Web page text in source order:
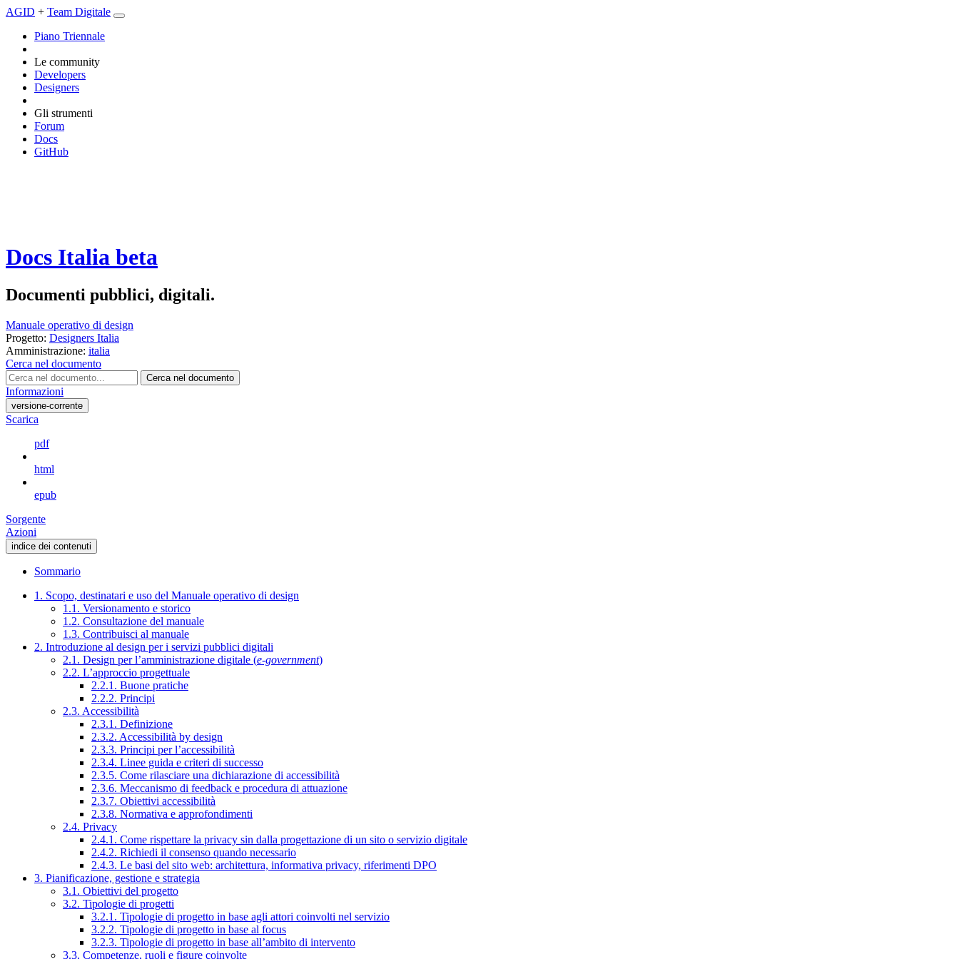
AGID + Team Digitale
Piano Triennale
Le community
Developers
Designers
Gli strumenti
Forum
Docs
GitHub
Docs Italia beta
Documenti pubblici, digitali.
Manuale operativo di design
Progetto: Designers Italia
Amministrazione: italia
Cerca nel documento
Cerca nel documento
Informazioni
versione-corrente
Scarica
pdf
html
epub
Sorgente
Azioni
indice dei contenuti
Sommario
1. Scopo, destinatari e uso del Manuale operativo di design
1.1. Versionamento e storico
1.2. Consultazione del manuale
1.3. Contribuisci al manuale
2. Introduzione al design per i servizi pubblici digitali
2.1. Design per l’amministrazione digitale (e-government)
2.2. L’approccio progettuale
2.2.1. Buone pratiche
2.2.2. Principi
2.3. Accessibilità
2.3.1. Definizione
2.3.2. Accessibilità by design
2.3.3. Principi per l’accessibilità
2.3.4. Linee guida e criteri di successo
2.3.5. Come rilasciare una dichiarazione di accessibilità
2.3.6. Meccanismo di feedback e procedura di attuazione
2.3.7. Obiettivi accessibilità
2.3.8. Normativa e approfondimenti
2.4. Privacy
2.4.1. Come rispettare la privacy sin dalla progettazione di un sito o servizio digitale
2.4.2. Richiedi il consenso quando necessario
2.4.3. Le basi del sito web: architettura, informativa privacy, riferimenti DPO
3. Pianificazione, gestione e strategia
3.1. Obiettivi del progetto
3.2. Tipologie di progetti
3.2.1. Tipologie di progetto in base agli attori coinvolti nel servizio
3.2.2. Tipologie di progetto in base al focus
3.2.3. Tipologie di progetto in base all’ambito di intervento
3.3. Competenze, ruoli e figure coinvolte